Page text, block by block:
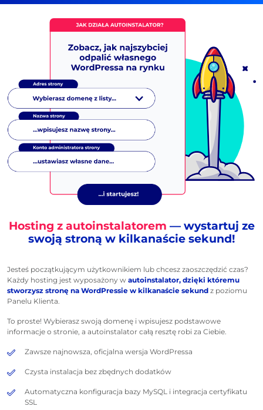
Hosting z autoinstalatorem — wystartuj ze
swoją stroną w kilkanaście sekund!
Jesteś początkującym użytkownikiem lub chcesz zaoszczędzić czas?
Każdy hosting jest wyposażony w autoinstalator, dzięki któremu
stworzysz stronę na WordPressie w kilkanaście sekund z poziomu
Panelu Klienta.
To proste! Wybierasz swoją domenę i wpisujesz podstawowe
informacje o stronie, a autoinstalator całą resztę robi za Ciebie.
Zawsze najnowsza, oficjalna wersja WordPressa
Czysta instalacja bez zbędnych dodatków
Automatyczna konfiguracja bazy MySQL i integracja certyfikatu
SSL